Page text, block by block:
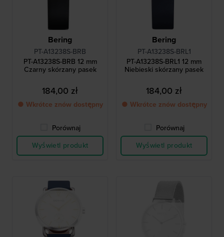
Bering
PT-A13238S-BRB
PT-A13238S-BRB 12 mm
Czarny skórzany pasek
184,00 zł
● Wkrótce znów dostępny
Porównaj
Wyświetl produkt
Bering
PT-A13238S-BRL1
PT-A13238S-BRL1 12 mm
Niebieski skórzany pasek
184,00 zł
● Wkrótce znów dostępny
Porównaj
Wyświetl produkt